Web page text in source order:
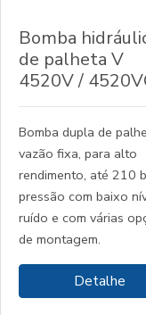
Bomba
de palheta V
4520V /
Bomba dupla de
vazão fixa, para alto
rendimento, até 210
pressão com baixo
ruído e com várias
de montagem.
Detalhe